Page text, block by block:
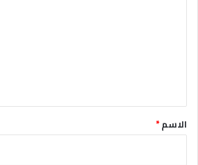
*الاسم*